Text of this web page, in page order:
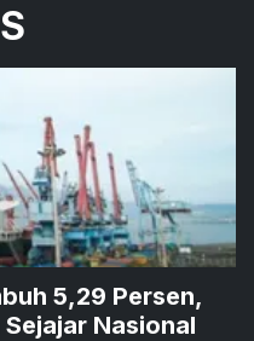
5,29 Persen,
Nasional